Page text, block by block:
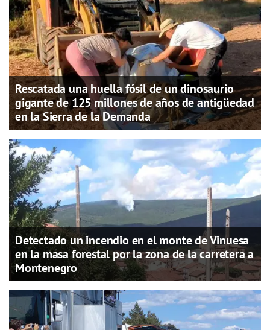
Rescatada una huella fósil de un dinosaurio
gigante de 125 millones de años de antigüedad
en la Sierra de la Demanda
Detectado un incendio en el monte de Vinuesa
en la masa forestal por la zona de la carretera a
Montenegro